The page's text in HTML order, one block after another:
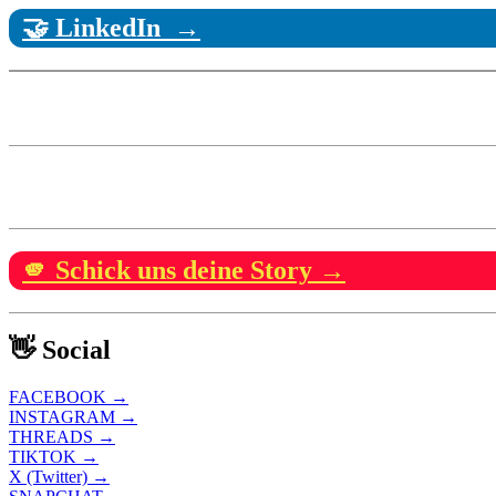
🤝 LinkedIn →
🫵 Schick uns deine Story →
👋 Social
FACEBOOK →
INSTAGRAM →
THREADS →
TIKTOK →
X (Twitter) →